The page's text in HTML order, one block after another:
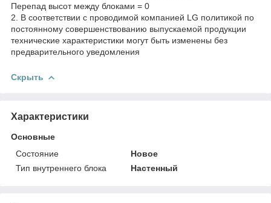
Перепад высот между блоками = 0
2. В соответствии с проводимой компанией LG политикой по
постоянному совершенствованию выпускаемой продукции
технические характеристики могут быть изменены без
предварительного уведомления
Скрыть
Характеристики
Основные
Состояние
Новое
Тип внутреннего блока
Настенный